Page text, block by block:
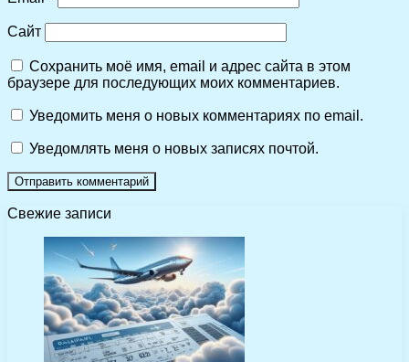
Сайт
Сохранить моё имя, email и адрес сайта в этом
браузере для последующих моих комментариев.
Уведомить меня о новых комментариях по email.
Уведомлять меня о новых записях почтой.
Свежие записи